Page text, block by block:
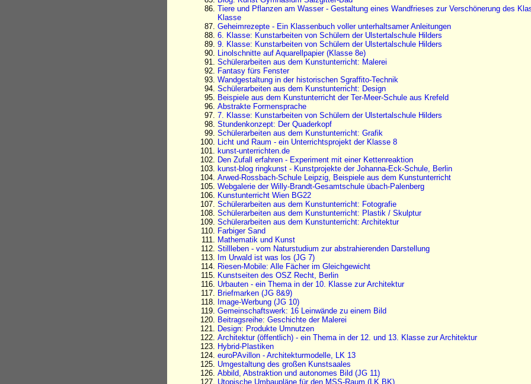
Tiere und Pflanzen am Wasser - Gestaltung eines Wandfrieses zur Verschönerung des
Klasse
Geheimrezepte - Ein Klassenbuch voller unterhaltsamer Anleitungen
6. Klasse: Kunstarbeiten von Schülern der Ulstertalschule Hilders
9. Klasse: Kunstarbeiten von Schülern der Ulstertalschule Hilders
Linolschnitte auf Aquarellpapier (Klasse 8e)
Schülerarbeiten aus dem Kunstunterricht: Malerei
Fantasy fürs Fenster
Wandgestaltung in der historischen Sgraffito-Technik
Schülerarbeiten aus dem Kunstunterricht: Design
Beispiele aus dem Kunstunterricht der Ter-Meer-Schule aus Krefeld
Abstrakte Formensprache
7. Klasse: Kunstarbeiten von Schülern der Ulstertalschule Hilders
Stundenkonzept: Der Quaderkopf
Schülerarbeiten aus dem Kunstunterricht: Grafik
Licht und Raum - ein Unterrichtsprojekt der Klasse 8
kunst-unterrichten.de
Den Zufall erfahren - Experiment mit einer Kettenreaktion
kunst-blog ringkunst - Kunstprojekte der Johanna-Eck-Schule, Berlin
Arwed-Rossbach-Schule Leipzig, Beispiele aus dem Kunstunterricht
Webgalerie der Willy-Brandt-Gesamtschule übach-Palenberg
Kunstunterricht Wien BG22
Schülerarbeiten aus dem Kunstunterricht: Fotografie
Schülerarbeiten aus dem Kunstunterricht: Plastik / Skulptur
Schülerarbeiten aus dem Kunstunterricht: Architektur
Farbiger Sand
Mathematik und Kunst
Stillleben - vom Naturstudium zur abstrahierenden Darstellung
Im Urwald ist was los (JG 7)
Riesen-Mobile: Alle Fächer im Gleichgewicht
Kunstseiten des OSZ Recht, Berlin
Urbauten - ein Thema in der 10. Klasse zur Architektur
Briefmarken (JG 8&9)
Image-Werbung (JG 10)
Gemeinschaftswerk: 16 Leinwände zu einem Bild
Beitragsreihe: Geschichte der Malerei
Design: Produkte Umnutzen
Architektur (öffentlich) - ein Thema in der 12. und 13. Klasse zur Architektur
Hybrid-Plastiken
euroPAvillon - Architekturmodelle, LK 13
Umgestaltung des großen Kunstsaales
Abbild, Abstraktion und autonomes Bild (JG 11)
Utopische Umbaupläne für den MSS-Raum (LK BK)